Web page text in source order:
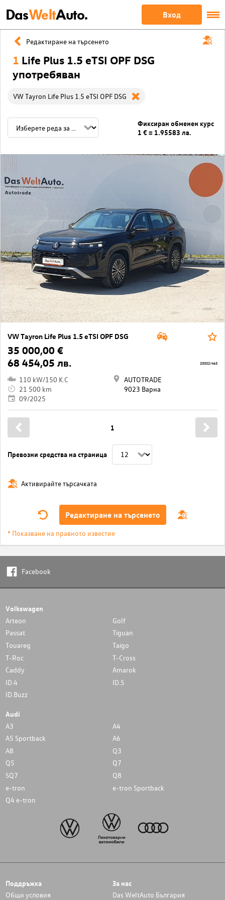
DasWeltAuto. Вход
Редактиране на търсенето
1 Life Plus 1.5 eTSI OPF DSG
употребяван
VW Tayron Life Plus 1.5 eTSI OPF DSG
Фиксиран обменен курс
1 € = 1.95583 лв.
VW Tayron Life Plus 1.5 eTSI OPF DSG
35 000,00 €
68 454,05 лв.
110 kW/150 K.C
21 500 km
09/2025
AUTOTRADE
9023 Варна
20002/463
Превозни средства на страница
1
Активирайте търсачката
Редактиране на търсенето
* Показване на правното известие
Facebook
Volkswagen
Arteon
Golf
Passat
Tiguan
Touareg
Taigo
T-Roc
T-Cross
Caddy
Amarok
ID.4
ID.5
ID.Buzz
Audi
A3
A4
A5 Sportback
A6
A8
Q3
Q5
Q7
SQ7
Q8
e-tron
e-tron Sportback
Q4 e-tron
Поддръжка
Общи условия
За нас
Das WeltAuto България